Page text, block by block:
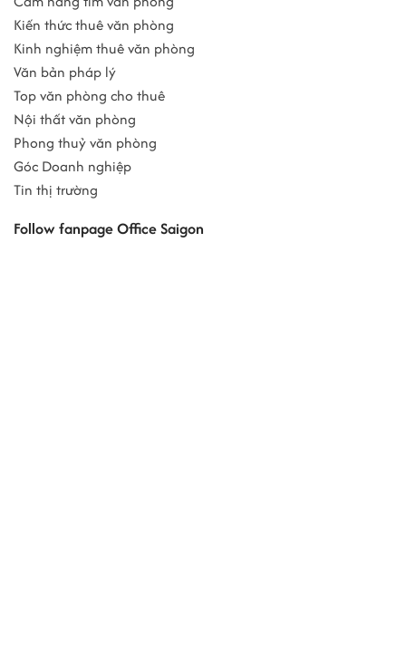
Kiến thức thuê văn phòng
Kinh nghiệm thuê văn phòng
Văn bản pháp lý
Top văn phòng cho thuê
Nội thất văn phòng
Phong thuỷ văn phòng
Góc Doanh nghiệp
Tin thị trường
Follow fanpage Office Saigon